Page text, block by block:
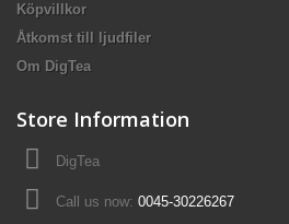
Köpvillkor
Åtkomst till ljudfiler
Om DigTea
Store Information
DigTea
Call us now: 0045-30226267